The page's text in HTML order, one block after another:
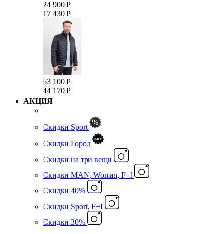
24 900 Р
17 430 Р
63 100 Р
44 170 Р
АКЦИЯ
Скидки Sport
Скидки Город
Cкидки на три вещи
Скидки MAN, Woman, F+I
Скидки 40%
Скидки Sport, F+I
Скидки 30%